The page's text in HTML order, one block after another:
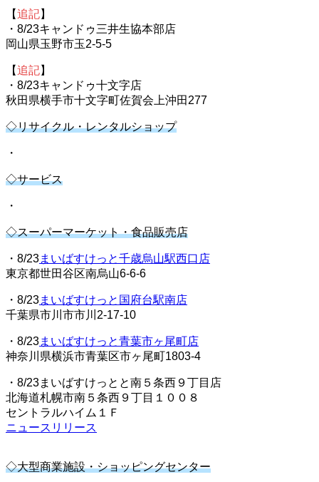
【追記】
・8/23キャンドゥ三井生協本部店
岡山県玉野市玉2-5-5
【追記】
・8/23キャンドゥ十文字店
秋田県横手市十文字町佐賀会上沖田277
◇リサイクル・レンタルショップ
・
◇サービス
・
◇スーパーマーケット・食品販売店
・8/23まいばすけっと千歳烏山駅西口店
東京都世田谷区南烏山6-6-6
・8/23まいばすけっと国府台駅南店
千葉県市川市市川2-17-10
・8/23まいばすけっと青葉市ヶ尾町店
神奈川県横浜市青葉区市ヶ尾町1803-4
・8/23まいばすけっとと南５条西９丁目店
北海道札幌市南５条西９丁目１００８
セントラルハイム１Ｆ
ニュースリリース
◇大型商業施設・ショッピングセンター